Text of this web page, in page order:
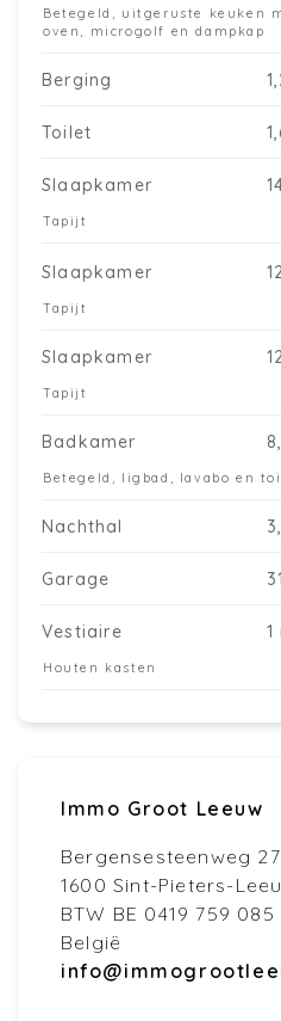
Betegeld, uitgeruste keuken
oven, microgolf en dampkap
Berging
Toilet
Slaapkamer
Tapijt
Slaapkamer
Tapijt
Slaapkamer
Tapijt
Badkamer
Betegeld, ligbad, lavabo en
Nachthal
Garage
Vestiaire 1
Houten kasten
Immo Groot Leeuw
Bergensesteenweg
1600 Sint-Pieters-
BTW BE 0419 759 085
België